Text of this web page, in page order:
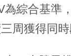
為綜合基準
周獲得同時